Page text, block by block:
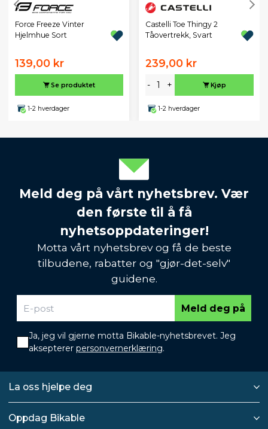
Force Freeze Vinter
Hjelmhue Sort
139,00 kr
Se produktet
1-2 hverdager
Castelli Toe Thingy 2
Tåovertrekk, Svart
239,00 kr
- + Kjøp
1-2 hverdager
Meld deg på vårt nyhetsbrev. Vær
den første til å få
nyhetsoppdateringer!
Motta vårt nyhetsbrev og få de beste
tilbudene, rabatter og "gjør-det-selv"
guidene.
Meld deg på
Ja, jeg vil gjerne motta Bikable-nyhetsbrevet. Jeg
aksepterer personvernerklæring.
La oss hjelpe deg
Oppdag Bikable